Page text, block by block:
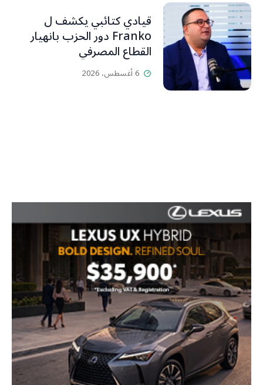
قيادي كتائبي يكشف ل
Franko دور الحزب بانهيار
القطاع المصرفي
6 أغسطس، 2026